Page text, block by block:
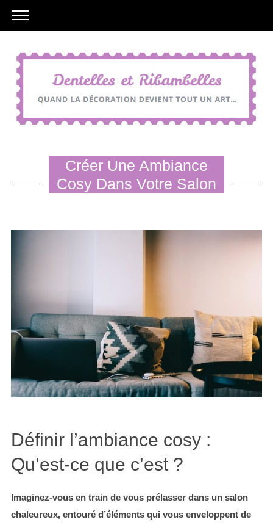
Créer Une Ambiance
Cosy Dans Votre Salon
Définir l’ambiance cosy :
Qu’est-ce que c’est ?
Imaginez-vous en train de vous prélasser dans un salon
chaleureux, entouré d’éléments qui vous enveloppent de